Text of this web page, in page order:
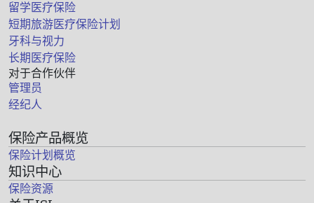
留学医疗保险
短期旅游医疗保险计划
牙科与视力
长期医疗保险
对于合作伙伴
管理员
经纪人
保险产品概览
保险计划概览
知识中心
保险资源